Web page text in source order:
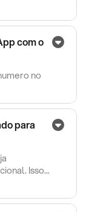
com o
no
para
Isso...